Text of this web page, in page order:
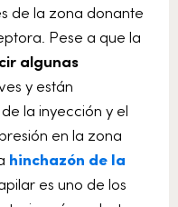
de la zona donante
Pese a que la
algunas
y están
la inyección y el
en la zona
hinchazón de la
es uno de los